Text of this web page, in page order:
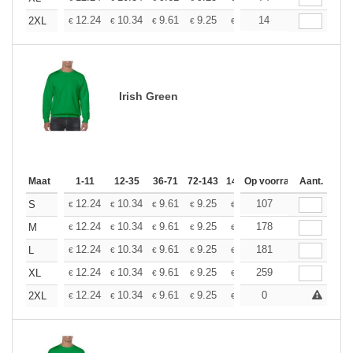
2XL
€ 12.24 € 10.34 € 9.61 € 9.25 € 14
Irish Green
Maat 1-11 12-35 36-71 72-143 144-287 288 + Meer
Op voorraadAant.
S € 12.24 € 10.34 € 9.61 € 9.25 € 8.74 €
107
M
€ 12.24 € 10.34 € 9.61 € 9.25 € 8.74 €
178
L
€ 12.24 € 10.34 € 9.61 € 9.25 € 8.74181
XL
€ 12.24 € 10.34 € 9.61 € 9.25 € 8.74 €
259
2XL
€ 12.24 € 10.34 € 9.61 € 9.25 € +
0